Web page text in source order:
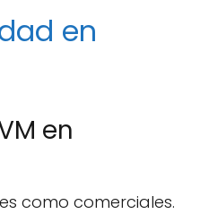
en
en
como comerciales.